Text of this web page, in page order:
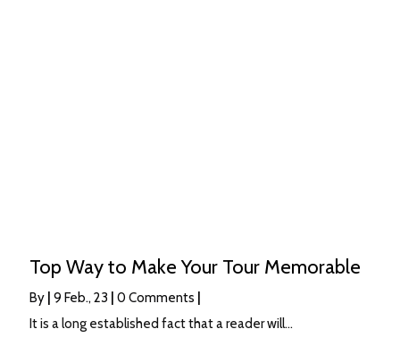
Top Way to Make Your Tour Memorable
By 9 Feb., 23 0 Comments
It is a long established fact that a reader will…